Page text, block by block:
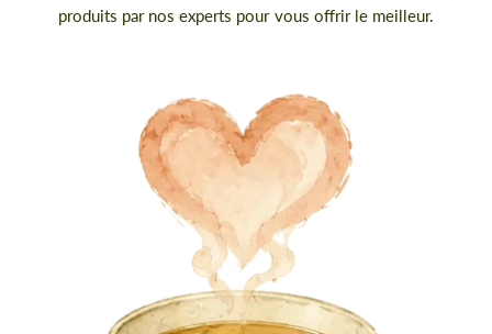
produits par nos experts pour vous offrir le meilleur.